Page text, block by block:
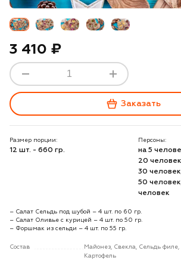
3 410 ₽
Заказать
Размер порции:
12 шт. - 660 гр.
Персоны:
на 5
20
30
50
человек
– Салат Сельдь под шубой – 4 шт. по 60 гр.
– Салат Оливье с курицей – 4 шт. по 50 гр.
– Форшмак из сельди – 4 шт. по 55 гр.
Состав
Майонез, Свекла, Сельдь
Картофель